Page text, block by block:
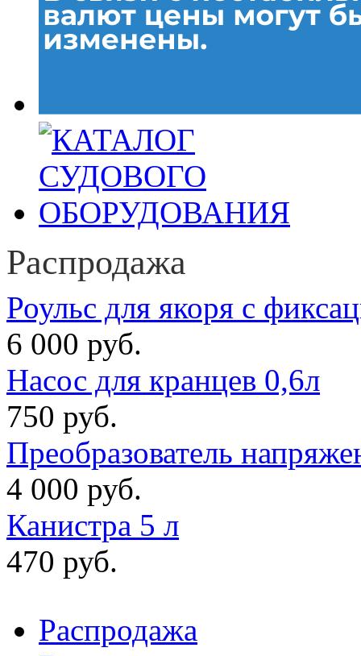
Распродажа
Роульс для якоря с
6 000 руб.
Насос для кранцев 0,6л
750 руб.
Преобразователь
4 000 руб.
Канистра 5 л
470 руб.
Распродажа